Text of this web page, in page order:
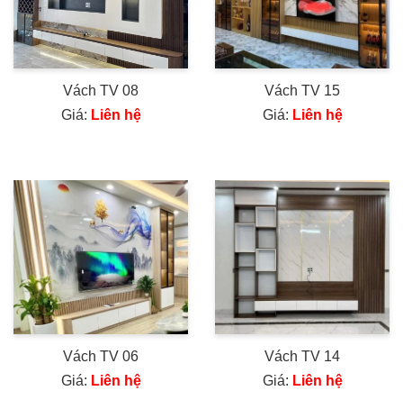
Vách TV 08
Giá: Liên hệ
Vách TV 15
Giá: Liên hệ
Vách TV 06
Giá: Liên hệ
Vách TV 14
Giá: Liên hệ